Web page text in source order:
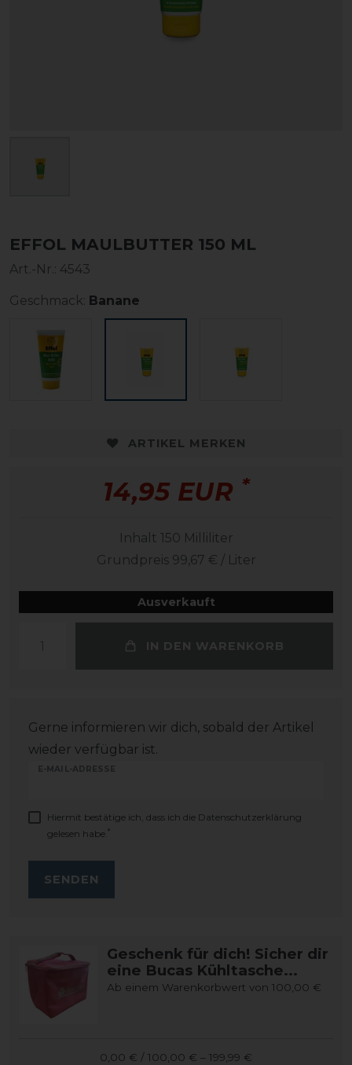
EFFOL MAULBUTTER 150 ML
Art.-Nr.: 4543
Geschmack: Banane
ARTIKEL MERKEN
14,95 EUR *
Inhalt 150 Milliliter
Grundpreis 99,67 € / Liter
Ausverkauft
IN DEN WARENKORB
Gerne informieren wir dich, sobald der Artikel
wieder verfügbar ist.
E-MAIL-ADRESSE
Hiermit bestätige ich, dass ich die Daten­schutz­erklärung
gelesen habe. *
SENDEN
Geschenk für dich! Sicher dir
eine Bucas Kühltasche...
Ab einem Warenkorbwert von 100,00 €
0,00 € / 100,00 € – 199,99 €